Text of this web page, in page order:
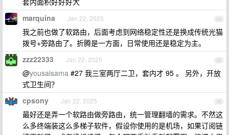
34
marquina Jan 22, 2025
我之前也做了软路由，后面考虑到网络稳定性还是换成传统光猫
拨号+旁路由了。折腾是一方面，日常使用还是稳定为主。
35
zzz22333 Jan 22, 2025
@yousaisama #27 我三室两厅二卫，套内才 95 。 另外，开放
式卫生间？
36
cpsony Jan 22, 2025
最好还是弄一个软路由做旁路由，统一管理翻墙的需求。不然这
么多终端装这么多梯子软件，假设你使用的是机场，如果订阅链